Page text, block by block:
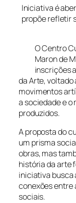
Iniciativa é
propõe refletir
O Centro
Maron de
inscrições
da Arte,
movimentos
a sociedade e
produzidos.
A proposta do
um prisma
obras, mas
história da arte
iniciativa busca
conexões
sociais.